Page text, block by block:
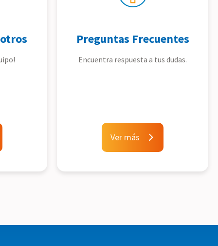
Preguntas Frecuentes
Encuentra respuesta a tus dudas.
Ver más